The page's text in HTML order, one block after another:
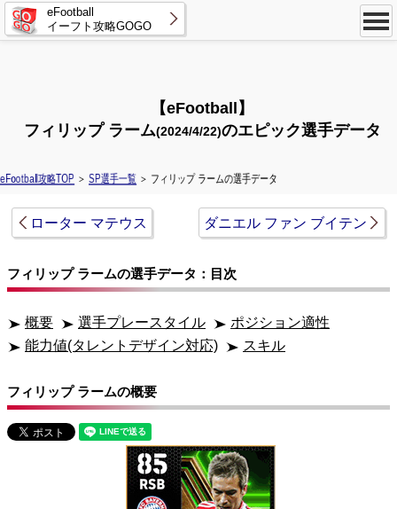
eFootball
イーフト攻略GOGO
【eFootball】
フィリップ ラーム(2024/4/22)のエピック選手データ
eFootball攻略TOP ＞ SP選手一覧 ＞ フィリップ ラームの選手データ
ローター マテウス ダニエル ファン ブイテン
フィリップ ラームの選手データ：目次
概要 選手プレースタイル
ポジション適性
能力値(タレントデザイン対応)
スキル
フィリップ ラームの概要